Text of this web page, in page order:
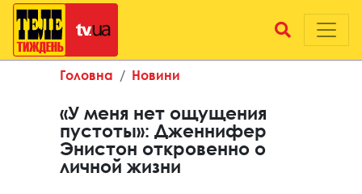
Головна Новини
«У меня нет ощущения
пустоты»: Дженнифер
Энистон откровенно о
личной жизни